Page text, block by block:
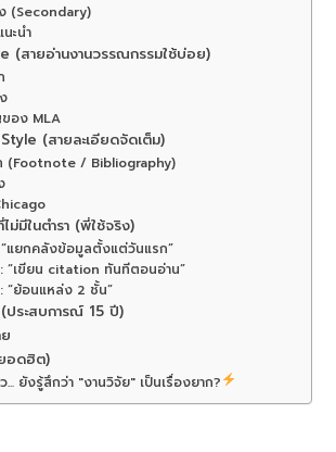
(Secondary)
ะนำ
(สายอ่านงานวรรณกรรมใช้บ่อย)
อง MLA
(สายละเอียดจัดเต็ม)
(Footnote / Bibliography)
ม่มีในตำรา (พี่ใช้จริง)
“แยกคลังข้อมูลตั้งแต่วันแรก”
“เขียน citation ทันทีตอนอ่าน”
“ย้อนแหล่ง 2 ชั้น”
ประสบการณ์ 15 ปี)
อดฮิต)
... ยังรู้สึกว่า "งานวิจัย" เป็นเรื่องยาก?